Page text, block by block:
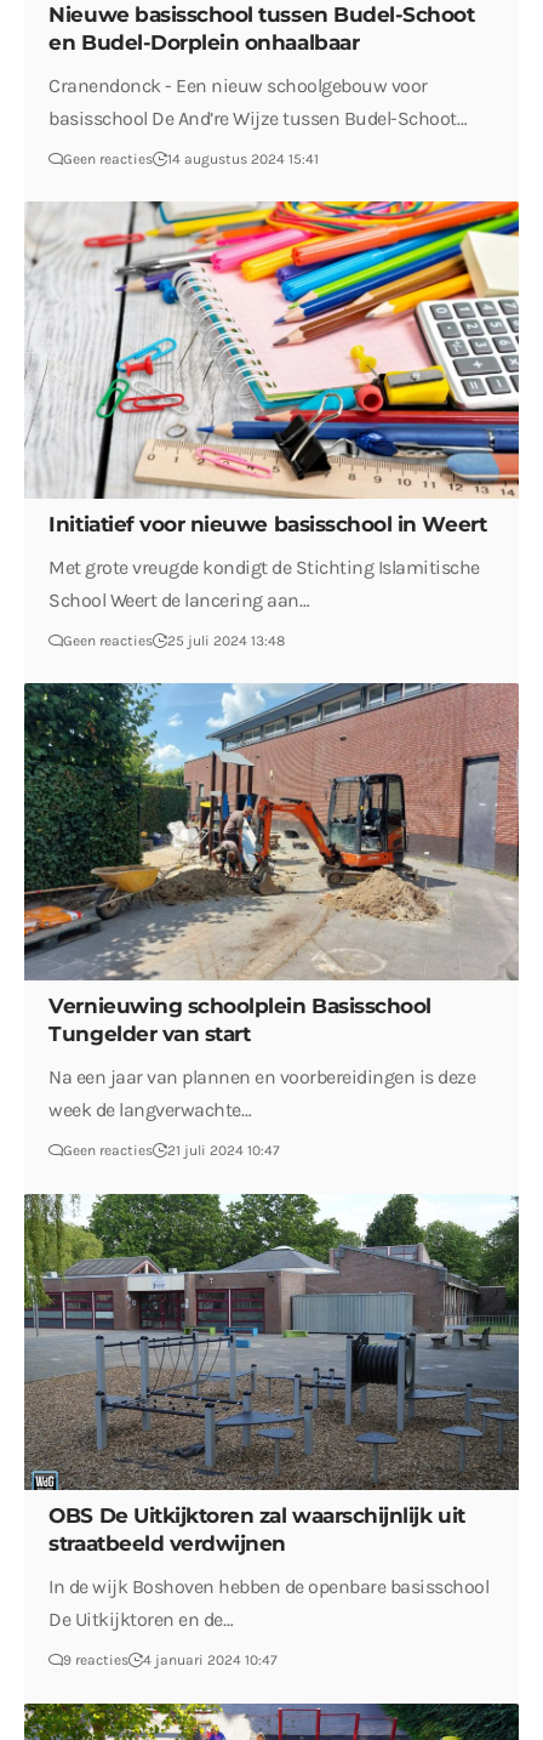
Nieuwe basisschool tussen Budel-Schoot
en Budel-Dorplein onhaalbaar
Cranendonck - Een nieuw schoolgebouw voor
basisschool De And’re Wijze tussen Budel-Schoot…
Geen reacties 14 augustus 2024 15:41
Initiatief voor nieuwe basisschool in Weert
Met grote vreugde kondigt de Stichting Islamitische
School Weert de lancering aan…
Geen reacties 25 juli 2024 13:48
Vernieuwing schoolplein Basisschool
Tungelder van start
Na een jaar van plannen en voorbereidingen is deze
week de langverwachte…
Geen reacties 21 juli 2024 10:47
OBS De Uitkijktoren zal waarschijnlijk uit
straatbeeld verdwijnen
In de wijk Boshoven hebben de openbare basisschool
De Uitkijktoren en de…
9 reacties 4 januari 2024 10:47